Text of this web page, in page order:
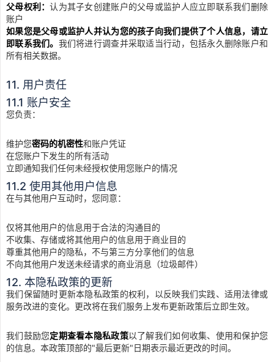
父母权利：认为其子女创建账户的父母或监护人应立即联系我们删除
账户
如果您是父母或监护人并认为您的孩子向我们提供了个人信息，请立
即联系我们。 我们将进行调查并采取适当行动，包括永久删除账户和
所有相关数据。
11. 用户责任
11.1 账户安全
您负责：
维护您密码的机密性和账户凭证
在您账户下发生的所有活动
立即通知我们任何未经授权使用您账户的情况
11.2 使用其他用户信息
在与其他用户互动时，您同意：
仅将其他用户的信息用于合法的沟通目的
不收集、存储或将其他用户的信息用于商业目的
尊重其他用户的隐私，不与第三方分享他们的信息
不向其他用户发送未经请求的商业消息（垃圾邮件）
12. 本隐私政策的更新
我们保留随时更新本隐私政策的权利，以反映我们实践、适用法律或
服务改进的变化。更改将在我们服务上发布更新政策后立即生效。
我们鼓励您定期查看本隐私政策以了解我们如何收集、使用和保护您
的信息。本政策顶部的"最后更新"日期表示最近更改的时间。